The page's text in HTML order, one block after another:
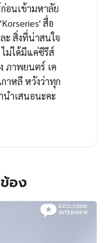
อนเข้ามหาลัย
สื่อ
ะ สิ่งที่น่าสนใจ
ไม่ได้มีแค่ซีรีส์
ภาพยนตร์ เค
าหลี หวังว่าทุก
ำเสนอนะคะ
อง